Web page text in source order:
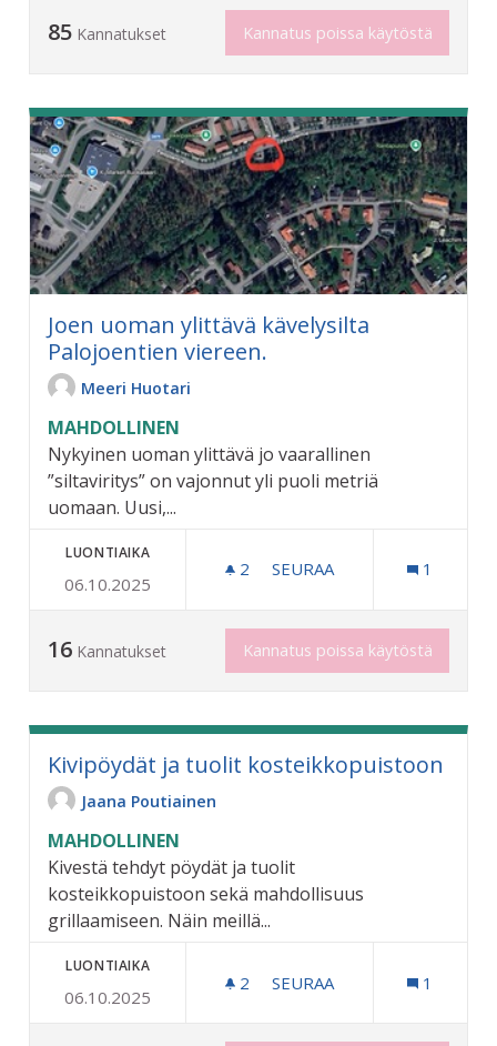
85 Kannatukset Kannatus poissa käytöstä
Joen uoman ylittävä kävelysilta
Palojoentien viereen.
Meeri Huotari
MAHDOLLINEN
Nykyinen uoman ylittävä jo vaarallinen
”siltaviritys” on vajonnut yli puoli metriä
uomaan. Uusi,...
LUONTIAIKA
06.10.2025
2 2 SEURAAJAA
SEURAA 1
16 Kannatukset Kannatus poissa käytöstä
Kivipöydät ja tuolit kosteikkopuistoon
Jaana Poutiainen
MAHDOLLINEN
Kivestä tehdyt pöydät ja tuolit
kosteikkopuistoon sekä mahdollisuus
grillaamiseen. Näin meillä...
LUONTIAIKA
06.10.2025
2 2 SEURAAJAA
SEURAA 1